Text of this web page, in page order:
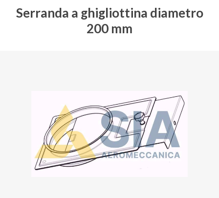
ACCESSO
Serranda a ghigliottina diametro
200 mm